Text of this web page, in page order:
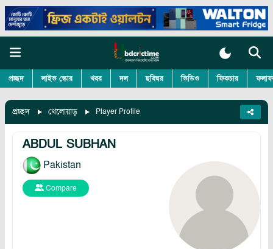
প্রচ্ছদ লাইভ স্কোর খবর দল ছবিঘর ভিডিও ফিকচার
প্রচ্ছদ খেলোয়াড় Player Profile
ABDUL SUBHAN
Pakistan
Compare